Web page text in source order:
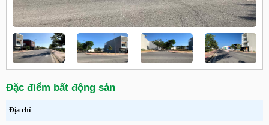
Đặc điểm bất động sản
Địa chỉ